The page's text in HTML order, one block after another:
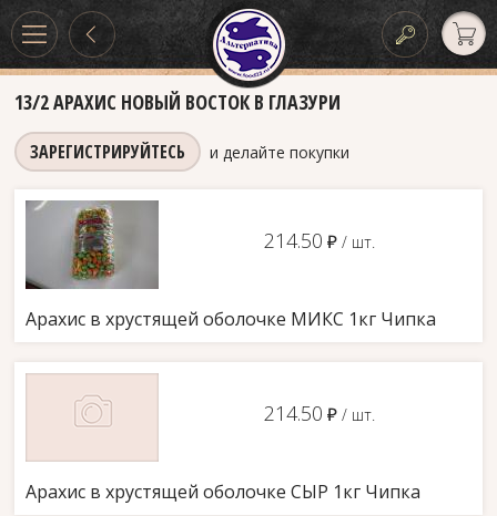
13/2 АРАХИС НОВЫЙ ВОСТОК В ГЛАЗУРИ
ЗАРЕГИСТРИРУЙТЕСЬ и делайте покупки
214.50 д / шт.
Арахис в хрустящей оболочке МИКС 1кг Чипка
214.50 д / шт.
Арахис в хрустящей оболочке СЫР 1кг Чипка